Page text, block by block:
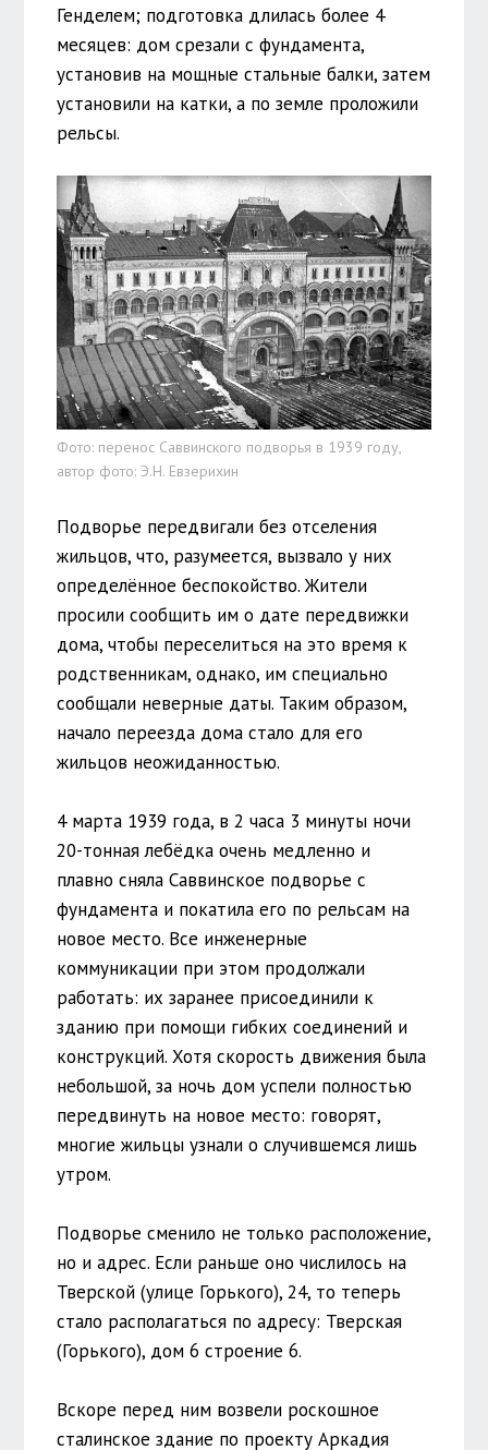
Генделем; подготовка длилась более 4
месяцев: дом срезали с фундамента,
установив на мощные стальные балки, затем
установили на катки, а по земле проложили
рельсы.
Фото: перенос Саввинского подворья в 1939 году,
автор фото: Э.Н. Евзерихин
Подворье передвигали без отселения
жильцов, что, разумеется, вызвало у них
определённое беспокойство. Жители
просили сообщить им о дате передвижки
дома, чтобы переселиться на это время к
родственникам, однако, им специально
сообщали неверные даты. Таким образом,
начало переезда дома стало для его
жильцов неожиданностью.
4 марта 1939 года, в 2 часа 3 минуты ночи
20-тонная лебёдка очень медленно и
плавно сняла Саввинское подворье с
фундамента и покатила его по рельсам на
новое место. Все инженерные
коммуникации при этом продолжали
работать: их заранее присоединили к
зданию при помощи гибких соединений и
конструкций. Хотя скорость движения была
небольшой, за ночь дом успели полностью
передвинуть на новое место: говорят,
многие жильцы узнали о случившемся лишь
утром.
Подворье сменило не только расположение,
но и адрес. Если раньше оно числилось на
Тверской (улице Горького), 24, то теперь
стало располагаться по адресу: Тверская
(Горького), дом 6 строение 6.
Вскоре перед ним возвели роскошное
сталинское здание по проекту Аркадия